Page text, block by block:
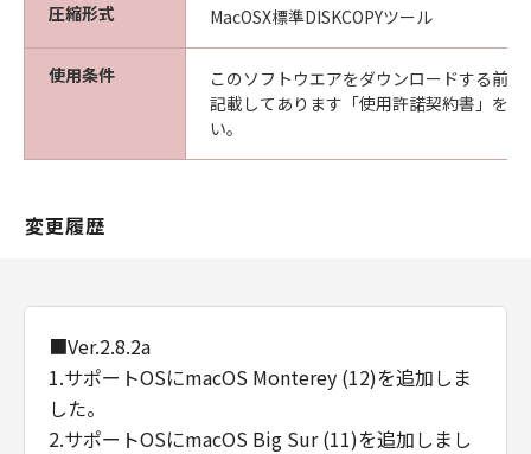
圧縮形式 MacOSX標準DISKCOPYツール
使用条件
このソフトウエアをダウンロードする前
記載してあります「使用許諾契約書」を
い。
変更履歴
■Ver.2.8.2a
1.サポートOSにmacOS Monterey (12)を追加しま
した。
2.サポートOSにmacOS Big Sur (11)を追加しまし